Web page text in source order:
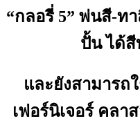
“กลอรี่ 5” พ่นสี-ทา
ปั้นได้สี
และยังสามารถ
เฟอร์นิเจอร์ คลา